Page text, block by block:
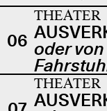
06
THEATER
oder
THEATER